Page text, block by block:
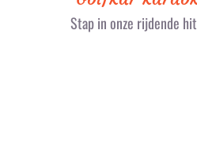
Stap in onze rijdende